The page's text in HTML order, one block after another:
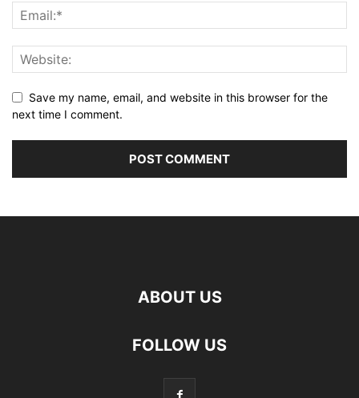
Save my name, email, and website in this browser for the
next time I comment.
ABOUT US
FOLLOW US